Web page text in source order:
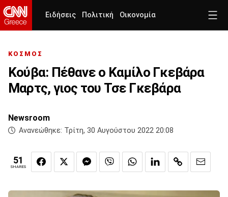
Ειδήσεις Πολιτική Οικονομία
ΚΟΣΜΟΣ
Κούβα: Πέθανε ο Καμίλο Γκεβάρα
Μαρτς, γιος του Τσε Γκεβάρα
Newsroom
Ανανεώθηκε: Τρίτη, 30 Αυγούστου 2022 20:08
51
SHARES